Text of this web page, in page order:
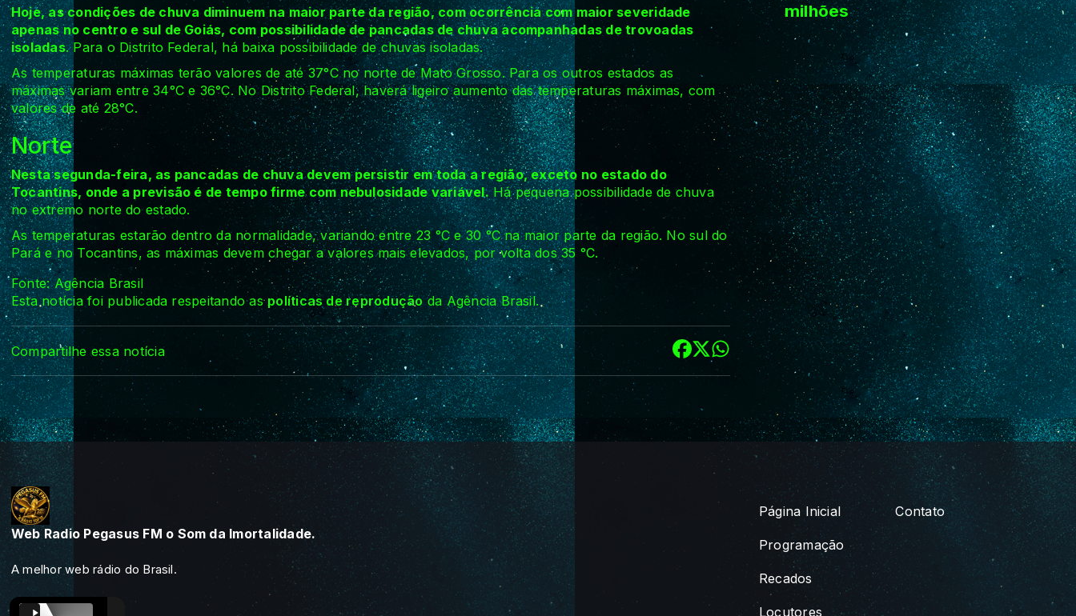
Hoje, as condições de chuva diminuem na maior parte da região, com ocorrência com maior severidade
apenas no centro e sul de Goiás, com possibilidade de pancadas de chuva acompanhadas de trovoadas
isoladas. Para o Distrito Federal, há baixa possibilidade de chuvas isoladas.
As temperaturas máximas terão valores de até 37°C no norte de Mato Grosso. Para os outros estados as
máximas variam entre 34°C e 36°C. No Distrito Federal, haverá ligeiro aumento das temperaturas máximas, com
valores de até 28°C.
Norte
Nesta segunda-feira, as pancadas de chuva devem persistir em toda a região, exceto no estado do
Tocantins, onde a previsão é de tempo firme com nebulosidade variável.Há pequena possibilidade de chuva
no extremo norte do estado.
As temperaturas estarão dentro da normalidade, variando entre 23 °C e 30 °C na maior parte da região. No sul do
Pará e no Tocantins, as máximas devem chegar a valores mais elevados, por volta dos 35 °C.
Fonte: Agência Brasil
Esta notícia foi publicada respeitando aspolíticas de reproduçãoda Agência Brasil.
Compartilhe essa notícia
milhões
Web Radio Pegasus FM o Som da Imortalidade.
A melhor web rádio do Brasil.
Página Inicial
Programação
Recados
Locutores
Contato